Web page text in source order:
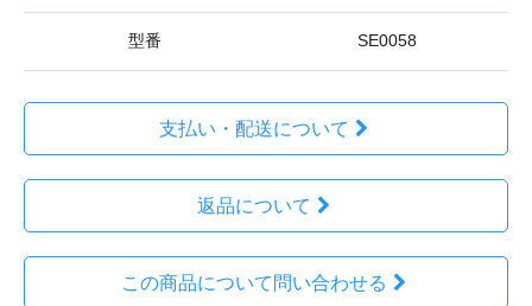
型番 SE0058
支払い・配送について
返品について
この商品について問い合わせる